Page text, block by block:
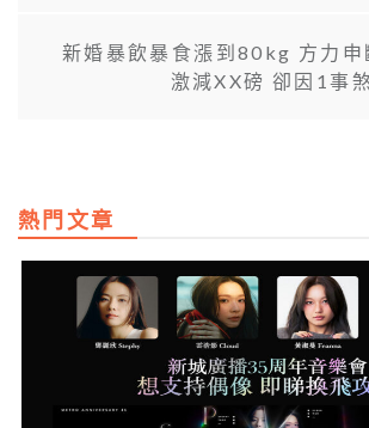
新婚暴飲暴食漲到80kg 方力
激減XX磅 卻因1事
熱門文章